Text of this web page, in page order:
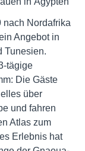
nach Nordafrika
Angebot in
Tunesien.
tägige
Die Gäste
über
und fahren
Atlas zum
Erlebnis hat